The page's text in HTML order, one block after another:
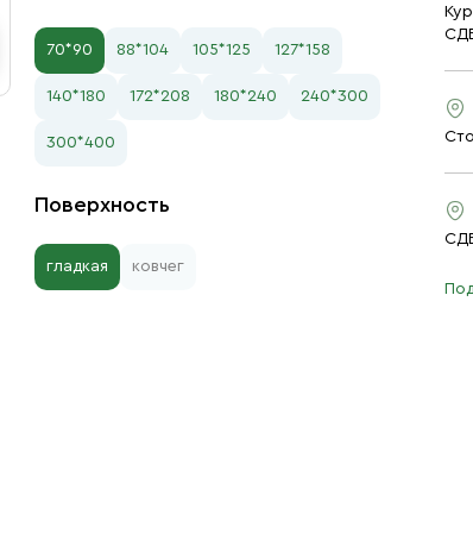
70*90 88*104 105*125 127*158
140*180 172*208 180*240 240*300
300*400
Поверхность
гладкая ковчег